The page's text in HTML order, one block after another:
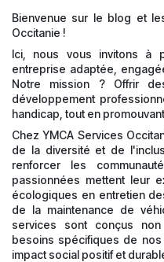
Bienvenue sur le blog et
Occitanie !
Ici, nous vous invitons à
entreprise adaptée,
Notre mission ? Offrir
développement
handicap, tout en
Chez YMCA Services
de la diversité et de
renforcer les
passionnées mettent leur
écologiques en entretien
de la maintenance de
services sont conçus
besoins spécifiques de
impact social positif et